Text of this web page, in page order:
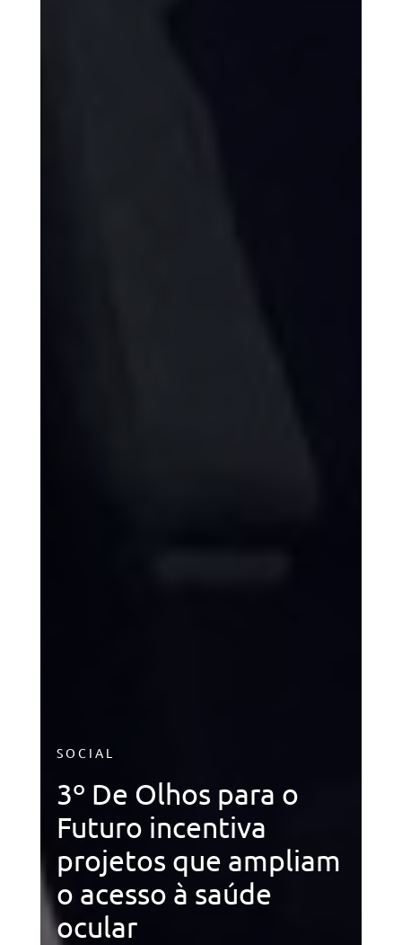
3º De Olhos para o
Futuro incentiva
projetos que ampliam
o acesso à saúde
ocular
SOCIAL